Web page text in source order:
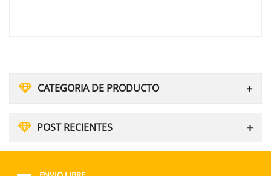
CATEGORIA DE PRODUCTO
POST RECIENTES